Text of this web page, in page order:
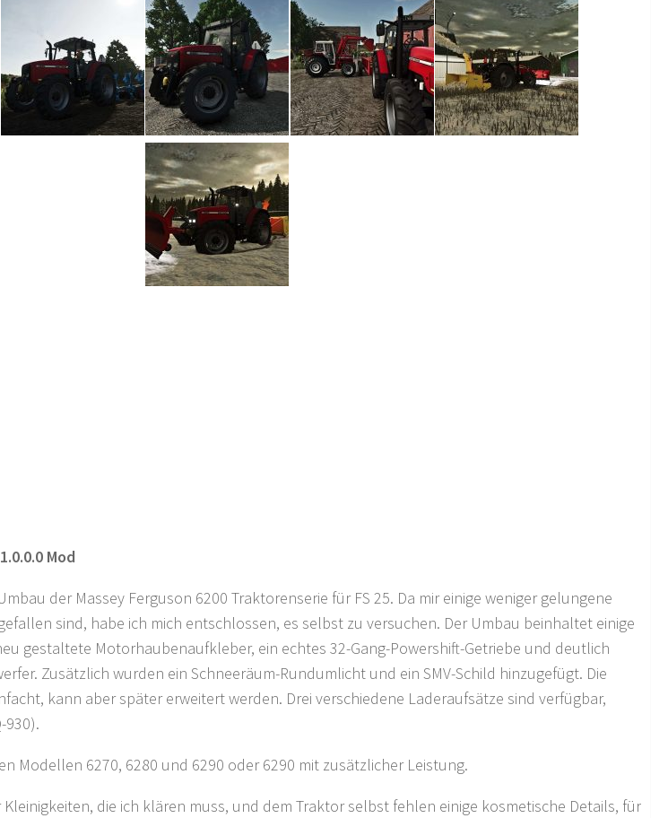
Mod
der Massey Ferguson 6200 Traktorenserie für FS 25. Da mir einige weniger gelungene
sind, habe ich mich entschlossen, es selbst zu versuchen. Der Umbau beinhaltet einige
gestaltete Motorhaubenaufkleber, ein echtes 32-Gang-Powershift-Getriebe und deutlich
Zusätzlich wurden ein Schneeräum-Rundumlicht und ein SMV-Schild hinzugefügt. Die
kann aber später erweitert werden. Drei verschiedene Laderaufsätze sind verfügbar,
930).
Modellen 6270, 6280 und 6290 oder 6290 mit zusätzlicher Leistung.
die ich klären muss, und dem Traktor selbst fehlen einige kosmetische Details, für